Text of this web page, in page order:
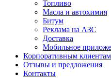
Топливо
Масла и автохимия
Битум
Реклама на АЗС
Доставка
Мобильное
Корпоративным клиентам
Отзывы и предложения
Контакты